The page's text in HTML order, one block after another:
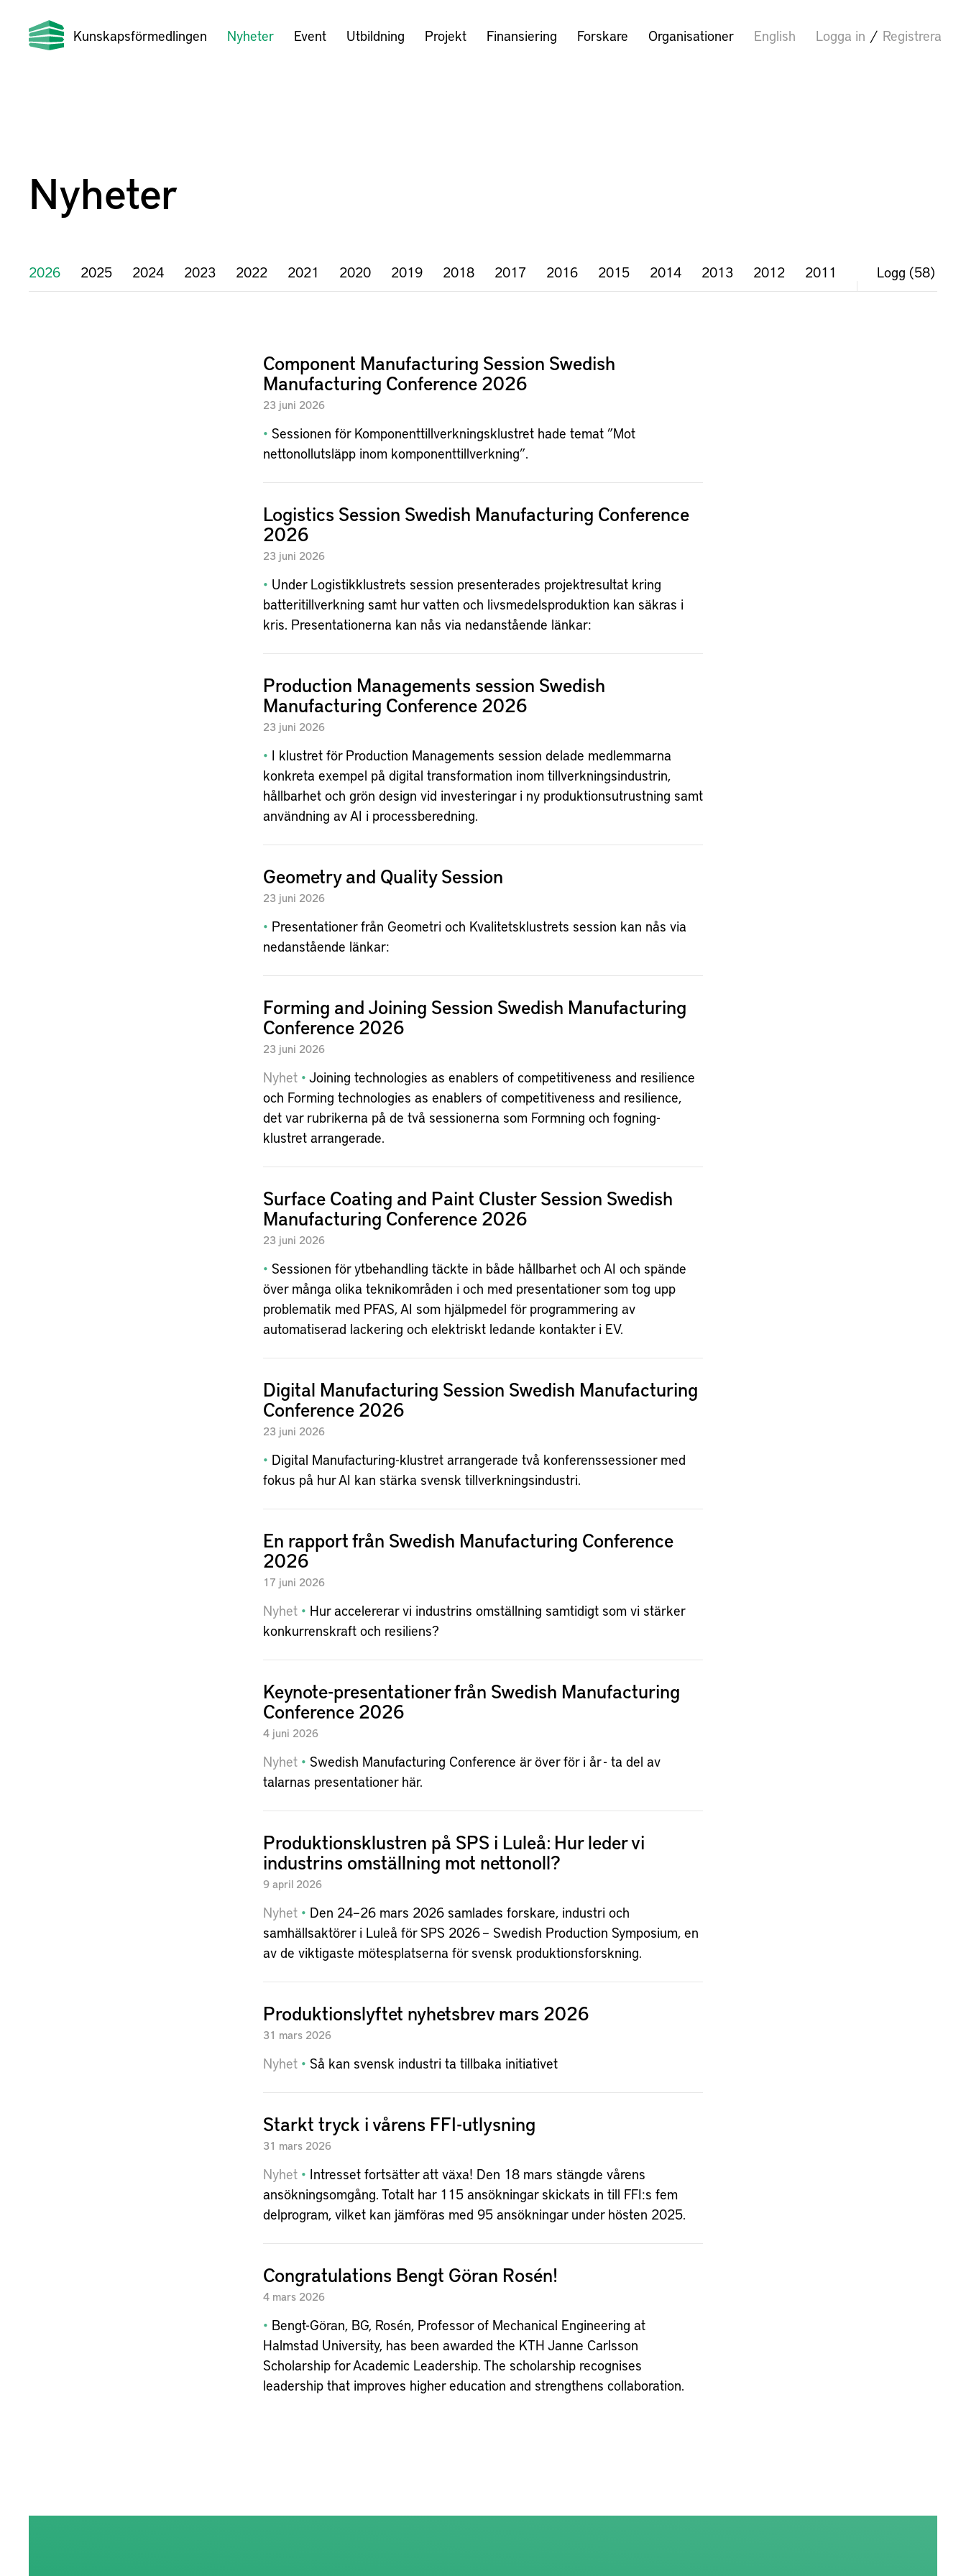
Kunskapsförmedlingen Nyheter Event Utbildning Projekt Finansiering Forskare Organisationer English Logga in / Registrera
Nyheter
2026 2025 2024 2023 2022 2021 2020 2019 2018 2017 2016 2015 2014 2013 2012 2011 Logg (58)
Component Manufacturing Session Swedish
Manufacturing Conference 2026
23 juni 2026
Sessionen för Komponenttillverkningsklustret hade temat ”Mot
nettonollutsläpp inom komponenttillverkning”.
Logistics Session Swedish Manufacturing Conference
2026
23 juni 2026
Under Logistikklustrets session presenterades projektresultat kring
batteritillverkning samt hur vatten och livsmedelsproduktion kan säkras i
kris. Presentationerna kan nås via nedanstående länkar:
Production Managements session Swedish
Manufacturing Conference 2026
23 juni 2026
I klustret för Production Managements session delade medlemmarna
konkreta exempel på digital transformation inom tillverkningsindustrin,
hållbarhet och grön design vid investeringar i ny produktionsutrustning samt
användning av AI i processberedning.
Geometry and Quality Session
23 juni 2026
Presentationer från Geometri och Kvalitetsklustrets session kan nås via
nedanstående länkar:
Forming and Joining Session Swedish Manufacturing
Conference 2026
23 juni 2026
Nyhet
Joining technologies as enablers of competitiveness and resilience
och Forming technologies as enablers of competitiveness and resilience,
det var rubrikerna på de två sessionerna som Formning och fogning-
klustret arrangerade.
Surface Coating and Paint Cluster Session Swedish
Manufacturing Conference 2026
23 juni 2026
Sessionen för ytbehandling täckte in både hållbarhet och AI och spände
över många olika teknikområden i och med presentationer som tog upp
problematik med PFAS, AI som hjälpmedel för programmering av
automatiserad lackering och elektriskt ledande kontakter i EV.
Digital Manufacturing Session Swedish Manufacturing
Conference 2026
23 juni 2026
Digital Manufacturing-klustret arrangerade två konferenssessioner med
fokus på hur AI kan stärka svensk tillverkningsindustri.
En rapport från Swedish Manufacturing Conference
2026
17 juni 2026
Nyhet
Hur accelererar vi industrins omställning samtidigt som vi stärker
konkurrenskraft och resiliens?
Keynote-presentationer från Swedish Manufacturing
Conference 2026
4 juni 2026
Nyhet
Swedish Manufacturing Conference är över för i år - ta del av
talarnas presentationer här.
Produktionsklustren på SPS i Luleå: Hur leder vi
industrins omställning mot nettonoll?
9 april 2026
Nyhet
Den 24–26 mars 2026 samlades forskare, industri och
samhällsaktörer i Luleå för SPS 2026 – Swedish Production Symposium, en
av de viktigaste mötesplatserna för svensk produktionsforskning.
Produktionslyftet nyhetsbrev mars 2026
31 mars 2026
Nyhet Så kan svensk industri ta tillbaka initiativet
Starkt tryck i vårens FFI-utlysning
31 mars 2026
Nyhet
Intresset fortsätter att växa! Den 18 mars stängde vårens
ansökningsomgång. Totalt har 115 ansökningar skickats in till FFI:s fem
delprogram, vilket kan jämföras med 95 ansökningar under hösten 2025.
Congratulations Bengt Göran Rosén!
4 mars 2026
Bengt-Göran, BG, Rosén, Professor of Mechanical Engineering at
Halmstad University, has been awarded the KTH Janne Carlsson
Scholarship for Academic Leadership. The scholarship recognises
leadership that improves higher education and strengthens collaboration.